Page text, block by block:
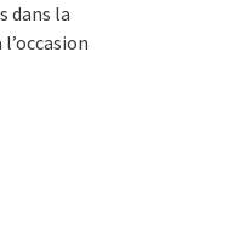
dans la